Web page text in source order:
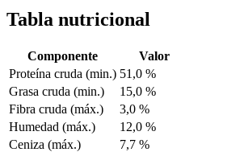
Tabla nutricional
Componente
Valor
Proteína cruda (min.) 51,0 %
Grasa cruda (min.)
15,0 %
Fibra cruda (máx.)
3,0 %
Humedad (máx.)
12,0 %
Ceniza (máx.)
7,7 %